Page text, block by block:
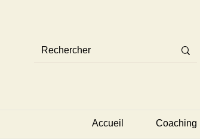
Accueil Coaching